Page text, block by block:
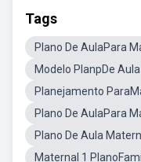
Tags
Plano De AulaPara
Modelo PlanpDe
Planejamento
Plano De AulaPara
Plano De Aula
Maternal 1